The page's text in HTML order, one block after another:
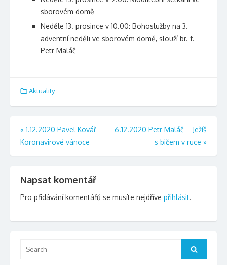
sborovém domě
Neděle 13. prosince v 10.00: Bohoslužby na 3.
adventní neděli ve sborovém domě, slouží br. f.
Petr Maláč
Aktuality
Navigace
pro
« 1.12.2020 Pavel Kovář –
Koronavirové vánoce
6.12.2020 Petr Maláč – Ježíš
s bičem v ruce »
Napsat komentář
Pro přidávání komentářů se musíte nejdříve přihlásit.
Search